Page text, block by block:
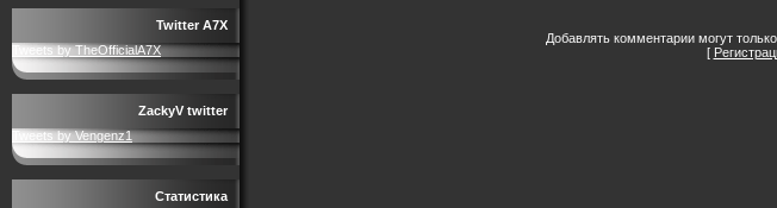
Twitter A7X
Tweets by TheOfficialA7X
ZackyV twitter
Tweets by Vengenz1
Статистика
Добавлять комментарии могут
[